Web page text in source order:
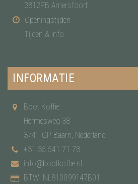
3812PB Amersfoort
Openingstijden
Tijden & info
INFORMATIE
Boot Koffie
Hermesweg 38
3741 GP Baarn, Nederland
+31 35 541 71 78
info@bootkoffie.nl
BTW: NL810099147B01